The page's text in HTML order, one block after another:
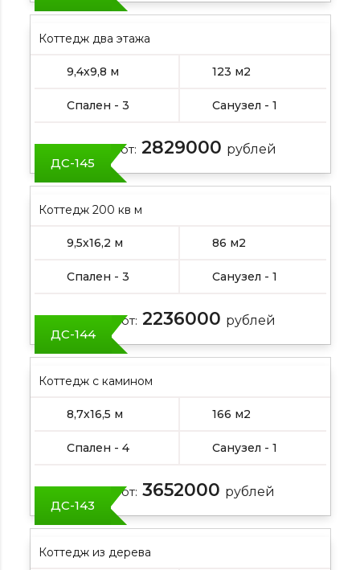
Коттедж два этажа
9,4х9,8 м 123 м2
Спален - 3 Санузел - 1
Цена от: 2829000 рублей
ДС-145
Коттедж 200 кв м
9,5х16,2 м 86 м2
Спален - 3 Санузел - 1
Цена от: 2236000 рублей
ДС-144
Коттедж с камином
8,7х16,5 м 166 м2
Спален - 4 Санузел - 1
Цена от: 3652000 рублей
ДС-143
Коттедж из дерева